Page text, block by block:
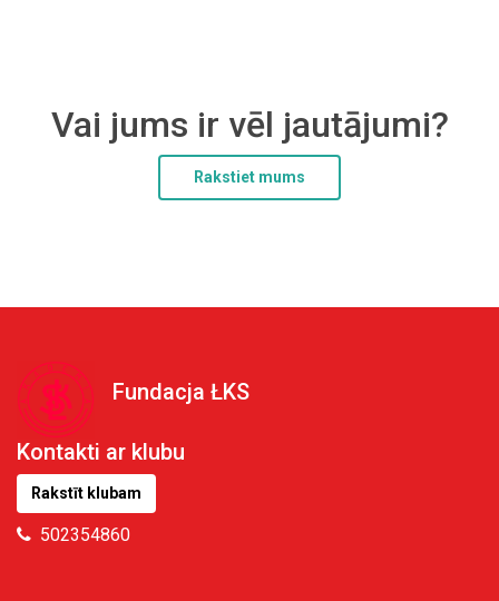
Vai jums ir vēl jautājumi?
Rakstiet mums
Fundacja ŁKS
Kontakti ar klubu
Rakstīt klubam
502354860